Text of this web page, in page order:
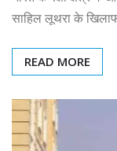
साहिल लूथरा के
READ MORE